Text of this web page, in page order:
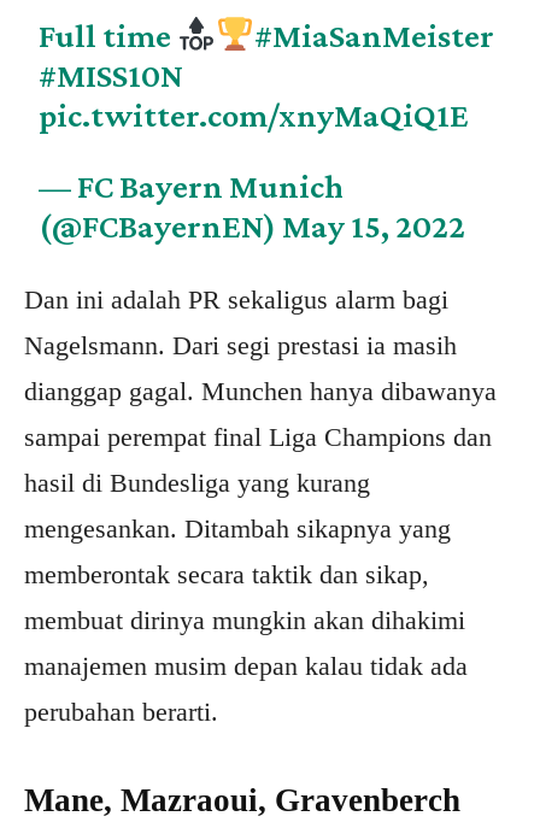
Full time
#MiaSanMeister
#MISS10N
pic.twitter.com/xnyMaQiQ1E
— FC Bayern Munich
(@FCBayernEN) May 15, 2022
Dan ini adalah PR sekaligus alarm bagi
Nagelsmann. Dari segi prestasi ia masih
dianggap gagal. Munchen hanya dibawanya
sampai perempat final Liga Champions dan
hasil di Bundesliga yang kurang
mengesankan. Ditambah sikapnya yang
memberontak secara taktik dan sikap,
membuat dirinya mungkin akan dihakimi
manajemen musim depan kalau tidak ada
perubahan berarti.
Mane, Mazraoui, Gravenberch